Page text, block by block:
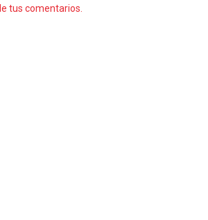
tus comentarios.